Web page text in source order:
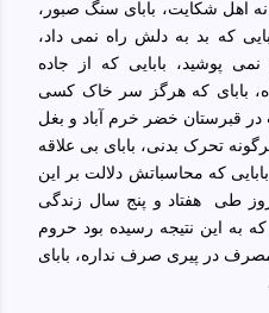
نه اهل شکایت، بابای سنگ صبور،
که بد به دلش راه نمی داد،
پوشید، بابایی که از جاده
بابای که هرگز سر خاک کسی
قبرستان خضر خرم آباد و بغل
تحرک بدنی، بابای بی علاقه
که محاسباتش دلالت بر این
طی
هفتاد و پنج سال زندگی
به این نتیجه رسیده بود حروم
در پیری صرف نداره، بابای